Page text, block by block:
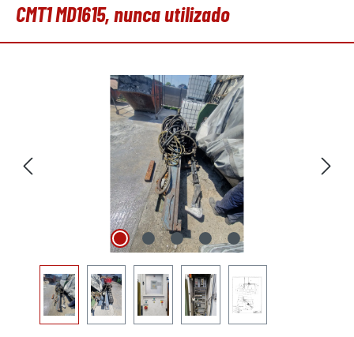
CMT1 MD1615, nunca utilizado
Omitir galería de imágenes